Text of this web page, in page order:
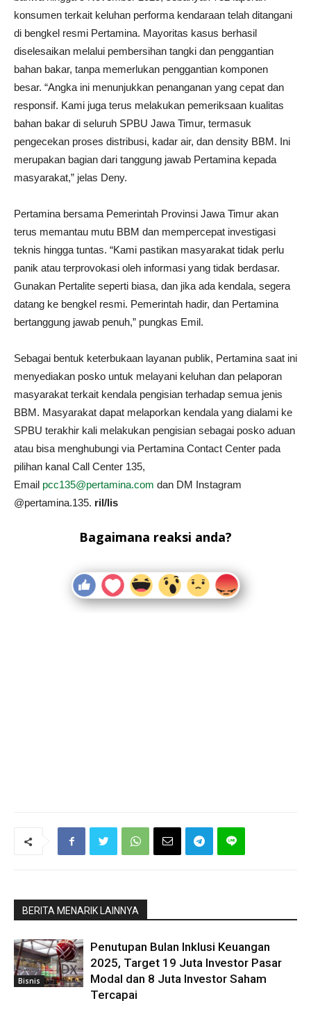
konsumen terkait keluhan performa kendaraan telah ditangani
di bengkel resmi Pertamina. Mayoritas kasus berhasil
diselesaikan melalui pembersihan tangki dan penggantian
bahan bakar, tanpa memerlukan penggantian komponen
besar. “Angka ini menunjukkan penanganan yang cepat dan
responsif. Kami juga terus melakukan pemeriksaan kualitas
bahan bakar di seluruh SPBU Jawa Timur, termasuk
pengecekan proses distribusi, kadar air, dan density BBM. Ini
merupakan bagian dari tanggung jawab Pertamina kepada
masyarakat,” jelas Deny.
Pertamina bersama Pemerintah Provinsi Jawa Timur akan
terus memantau mutu BBM dan mempercepat investigasi
teknis hingga tuntas. “Kami pastikan masyarakat tidak perlu
panik atau terprovokasi oleh informasi yang tidak berdasar.
Gunakan Pertalite seperti biasa, dan jika ada kendala, segera
datang ke bengkel resmi. Pemerintah hadir, dan Pertamina
bertanggung jawab penuh,” pungkas Emil.
Sebagai bentuk keterbukaan layanan publik, Pertamina saat ini
menyediakan posko untuk melayani keluhan dan pelaporan
masyarakat terkait kendala pengisian terhadap semua jenis
BBM. Masyarakat dapat melaporkan kendala yang dialami ke
SPBU terakhir kali melakukan pengisian sebagai posko aduan
atau bisa menghubungi via Pertamina Contact Center pada
pilihan kanal Call Center 135,
Email pcc135@pertamina.com dan ⁠DM Instagram
@pertamina.135. ril/lis
Bagaimana reaksi anda?
BERITA MENARIK LAINNYA
Bisnis
Penutupan Bulan Inklusi Keuangan
2025, Target 19 Juta Investor Pasar
Modal dan 8 Juta Investor Saham
Tercapai